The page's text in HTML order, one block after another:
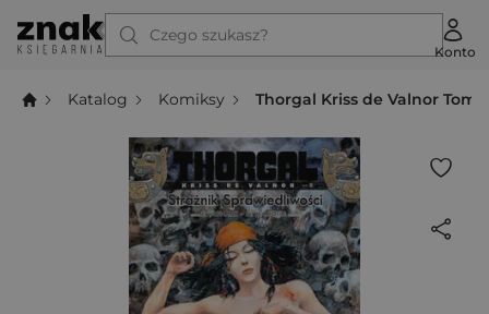
Czego szukasz?
Konto
Katalog Komiksy Thorgal Kriss de Valnor Tom